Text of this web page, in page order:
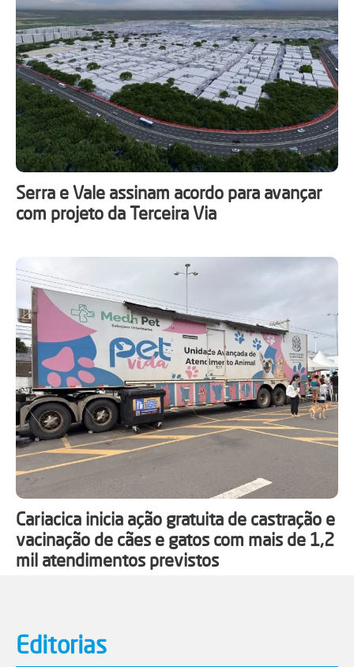
Serra e Vale assinam acordo para avançar
com projeto da Terceira Via
Cariacica inicia ação gratuita de castração e
vacinação de cães e gatos com mais de 1,2
mil atendimentos previstos
Editorias